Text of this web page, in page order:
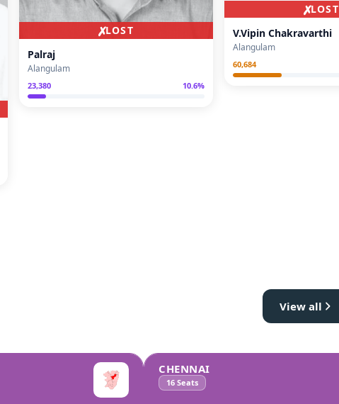
✗LOST
Palraj
Alangulam
23,380 10.6%
✗LOST
V.Vipin Chakravarthi
Alangulam
60,684
View all
CHENNAI
16 Seats